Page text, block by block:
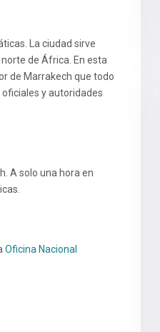
La ciudad sirve
de África. En esta
de Marrakech que todo
y autoridades
A solo una hora en
Oficina Nacional